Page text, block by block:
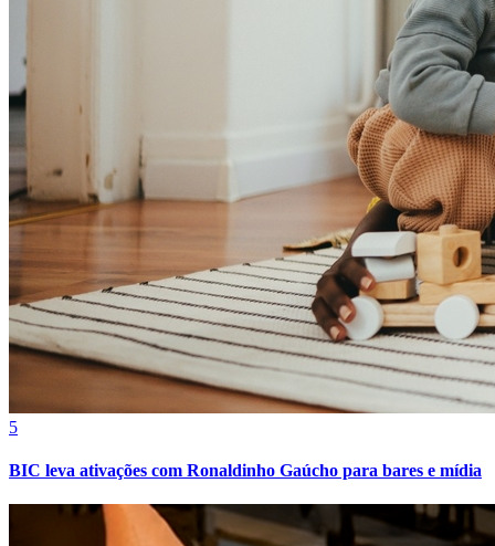
Athletico-PR
5
BIC leva ativações com Ronaldinho Gaúcho para bares e mídia